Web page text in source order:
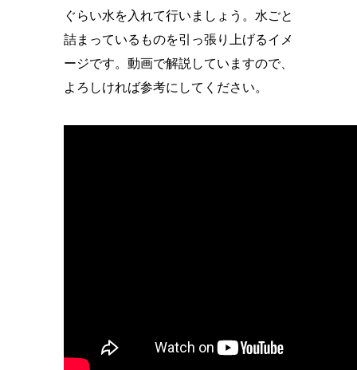
ぐらい水を入れて行いましょう。水ごと
詰まっているものを引っ張り上げるイメ
ージです。動画で解説していますので、
よろしければ参考にしてください。